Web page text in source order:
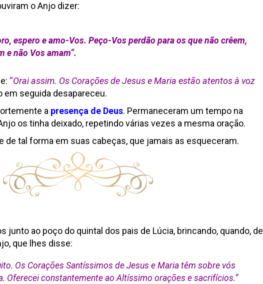
o Anjo dizer:
espero e amo-Vos. Peço-Vos perdão para os que não crêem,
e não Vos amam“.
“Orai assim. Os Corações de Jesus e Maria estão atentos à voz
em seguida desapareceu.
a presença de Deus. Permaneceram um tempo na
os tinha deixado, repetindo várias vezes a mesma oração.
de tal forma em suas cabeças, que jamais as esqueceram.
junto ao poço do quintal dos pais de Lúcia, brincando, quando, de
que lhes disse:
Os Corações Santíssimos de Jesus e Maria têm sobre vós
Oferecei constantemente ao Altíssimo orações e sacrifícios.“